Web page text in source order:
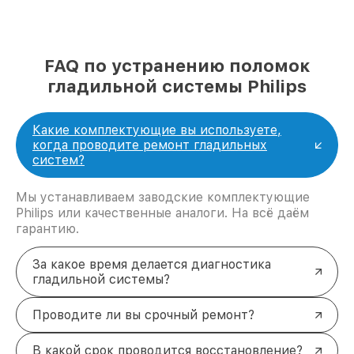
FAQ по устранению поломок
гладильной системы Philips
Какие комплектующие вы используете,
когда проводите ремонт гладильных
систем?
Мы устанавливаем заводские комплектующие
Philips или качественные аналоги. На всё даём
гарантию.
За какое время делается диагностика
гладильной системы?
Проводите ли вы срочный ремонт?
В какой срок проводится восстановление?